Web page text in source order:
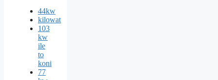
44kw
kilowat
103
kw
ile
to
koni
77